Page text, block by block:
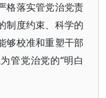
格落实管党治党责
制度约束、科学的
够校准和重塑干部
管党治党的“明白